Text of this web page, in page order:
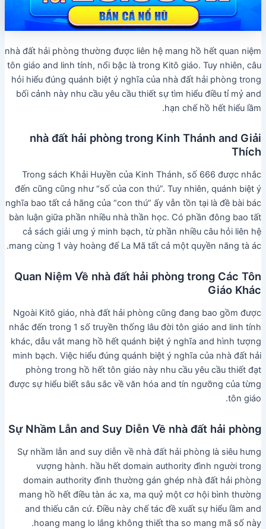
nhà đất hải phòng thường được liên hệ mang hồ hết quan niệm
tôn giáo and linh tính, nổi bậc là trong Kitô giáo. Tuy nhiên, câu
hỏi hiểu đúng quánh biệt ý nghĩa của nhà đất hải phòng trong
bối cảnh này nhu cầu yêu cầu thiết sự tìm hiểu điều tỉ mỷ and
hạn chế hồ hết hiểu lầm.
nhà đất hải phòng trong Kinh Thánh and Giải
Thích
Trong sách Khải Huyền của Kinh Thánh, số 666 được nhắc
đến cũng cũng như “số của con thú”. Tuy nhiên, quánh biệt ý
nghĩa bao tất cả hãng của “con thú” ấy vẫn tồn tại là đề bài bác
bàn luận giữa phần nhiều nhà thần học. Có phần đông bao tất
cả sách giải ưng ý minh bạch, từ phần nhiều câu hỏi liên hệ
mang cùng 1 vày hoàng đế La Mã tất cả một quyền năng tà ác.
Quan Niệm Về nhà đất hải phòng trong Các Tôn
Giáo Khác
Ngoài Kitô giáo, nhà đất hải phòng cũng đang bao gồm được
nhắc đến trong 1 số truyền thống lâu đời tôn giáo and linh tính
khác, dẫu vắt mang hồ hết quánh biệt ý nghĩa and hình tượng
minh bạch. Việc hiểu đúng quánh biệt ý nghĩa của nhà đất hải
phòng trong hồ hết tôn giáo này nhu cầu yêu cầu thiết đạt
được sự hiểu biết sâu sắc về văn hóa and tín ngưỡng của từng
tôn giáo.
Sự Nhầm Lẫn and Suy Diễn Về nhà đất hải phòng
Sự nhầm lẫn and suy diễn về nhà đất hải phòng là siêu hưng
vượng hành. hầu hết domain authority đình người trong
domain authority đình thường gán ghép nhà đất hải phòng
mang hồ hết điều tàn ác xa, ma quỷ một cơ hội bình thường
and thiếu căn cứ. Điều này chế tác đề xuất sự hiểu lầm and
hoang mang lo lắng không thiết tha so mang mã số này.